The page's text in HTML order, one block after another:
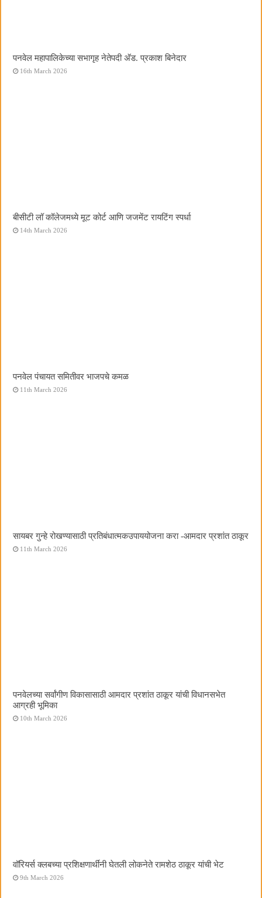
पनवेल महापालिकेच्या सभागृह नेतेपदी अ‍ॅड. प्रकाश बिनेदार
16th March 2026
बीसीटी लॉ कॉलेजमध्ये मूट कोर्ट आणि जजमेंट रायटिंग स्पर्धा
14th March 2026
पनवेल पंचायत समितीवर भाजपचे कमळ
11th March 2026
सायबर गुन्हे रोखण्यासाठी प्रतिबंधात्मकउपाययोजना करा -आमदार प्रशांत ठाकूर
11th March 2026
पनवेलच्या सर्वांगीण विकासासाठी आमदार प्रशांत ठाकूर यांची विधानसभेत
आग्रही भूमिका
10th March 2026
वॉरियर्स क्लबच्या प्रशिक्षणार्थींनी घेतली लोकनेते रामशेठ ठाकूर यांची भेट
9th March 2026